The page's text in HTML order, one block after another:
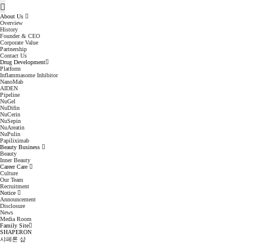
About Us
Overview
History
Founder & CEO
Corporate Value
Partnership
Contact Us
Drug Development
Platform
Inflammasome Inhibitor
NanoMab
AIDEN
Pipeline
NuGel
NuDifin
NuCerin
NuSepin
NuAreatin
NuPulin
Papiliximab
Beauty Business
Beauty
Inner Beauty
Career Care
Culture
Our Team
Recruitment
Notice
Announcement
Disclosure
News
Media Room
Family Site
SHAPERON
샤페론 샵